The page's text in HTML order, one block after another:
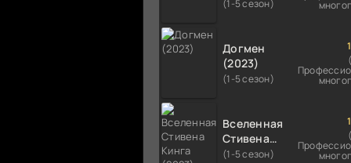
(1-5 сезон)
Догмен
(2023)
(1-5 сезон)
Вселенная
Стивена
Кинга
(1-5 сезон)